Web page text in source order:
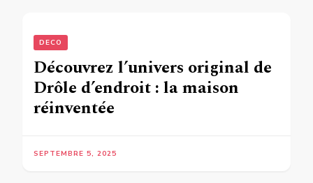
DECO
Découvrez l’univers original de
Drôle d’endroit : la maison
réinventée
SEPTEMBRE 5, 2025